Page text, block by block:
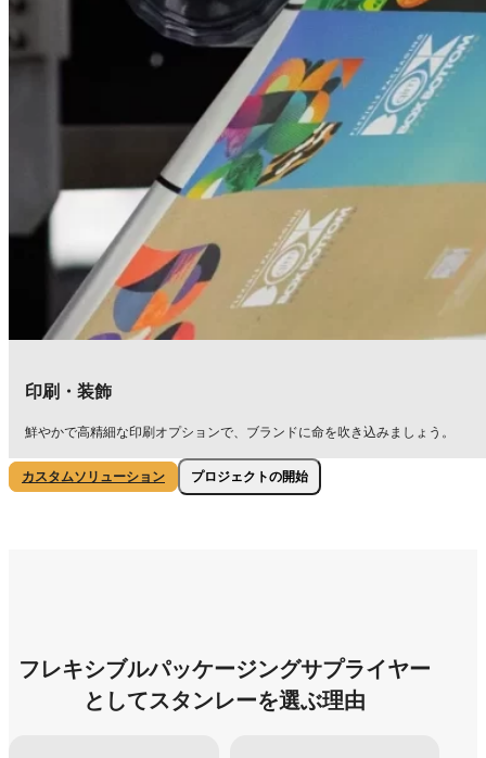
印刷・装飾
鮮やかで高精細な印刷オプションで、ブランドに命を吹き込みましょう。
カスタムソリューション プロジェクトの開始
フレキシブルパッケージングサプライヤー
としてスタンレーを選ぶ理由